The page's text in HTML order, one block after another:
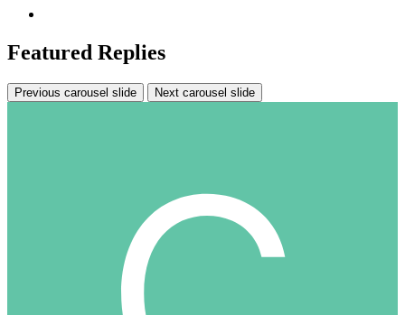
Featured Replies
Previous carousel slide Next carousel slide